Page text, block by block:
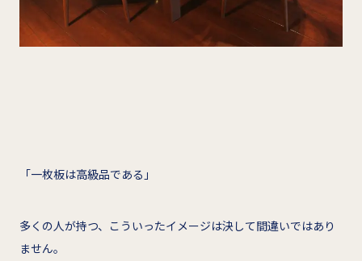
「一枚板は高級品である」
多くの人が持つ、こういったイメージは決して間違いではあり
ません。